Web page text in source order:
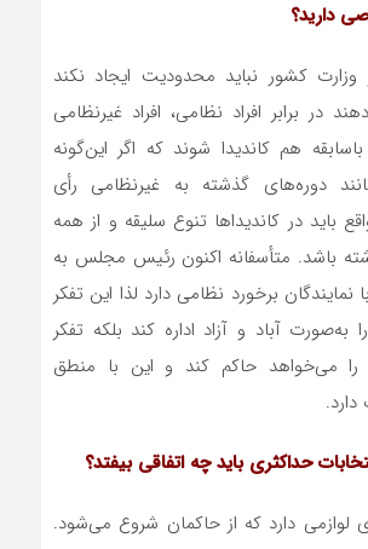
دارید؟
کشور نباید محدودیت ایجاد نکند
در برابر افراد نظامی، افراد غیرنظامی
هم کاندیدا شوند که اگر این‌گونه
دوره‌های گذشته به غیرنظامی رأی
باید در کاندیداها تنوع سلیقه و از همه
باشد. متأسفانه اکنون رئیس مجلس به
برخورد نظامی دارد لذا این تفکر
به‌صورت آباد و آزاد اداره کند بلکه تفکر
می‌خواهد حاکم کند و این با منطق
حداکثری باید چه اتفاقی بیفتد؟
لوازمی دارد که از حاکمان شروع می‌شود.